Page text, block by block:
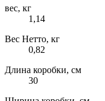
вес, кг
1,14
Вес Нетто, кг
0,82
Длина коробки, см
30